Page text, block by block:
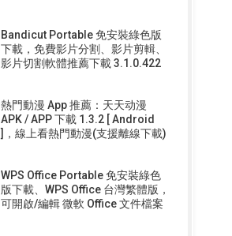
Bandicut Portable 免安裝綠色版
下載，免費影片分割、影片剪輯、
影片切割軟體推薦下載 3.1.0.422
熱門動漫 App 推薦：天天动漫
APK / APP 下載 1.3.2 [ Android
]，線上看熱門動漫(支援離線下載)
WPS Office Portable 免安裝綠色
版下載、WPS Office 台灣繁體版，
可開啟/編輯 微軟 Office 文件檔案